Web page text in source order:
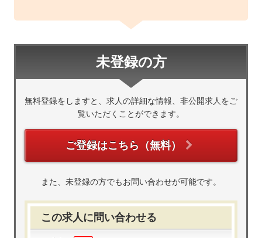
未登録の方
無料登録をしますと、求人の詳細な情報、非公開求人をご
覧いただくことができます。
ご登録はこちら（無料）
また、未登録の方でもお問い合わせが可能です。
この求人に問い合わせる